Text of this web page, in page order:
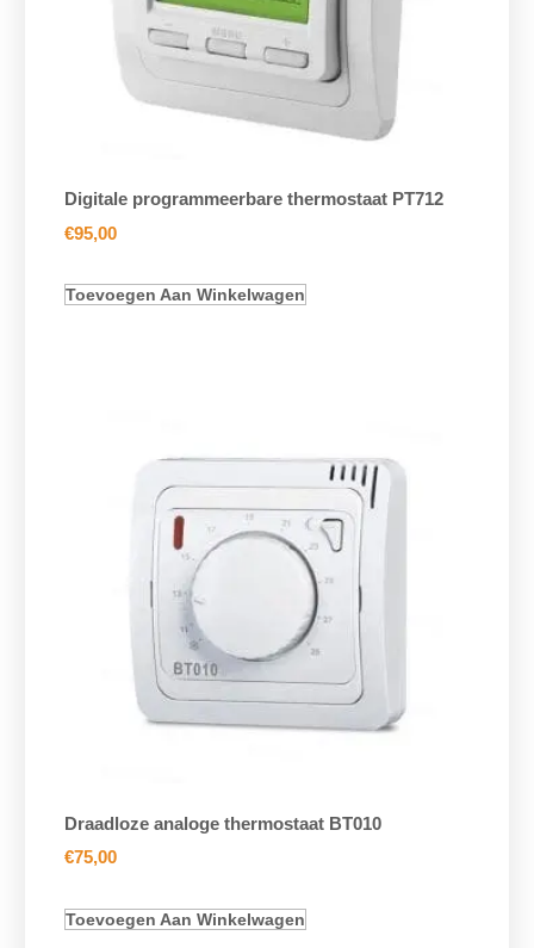
Digitale programmeerbare thermostaat PT712
€95,00
Toevoegen Aan Winkelwagen
Draadloze analoge thermostaat BT010
€75,00
Toevoegen Aan Winkelwagen